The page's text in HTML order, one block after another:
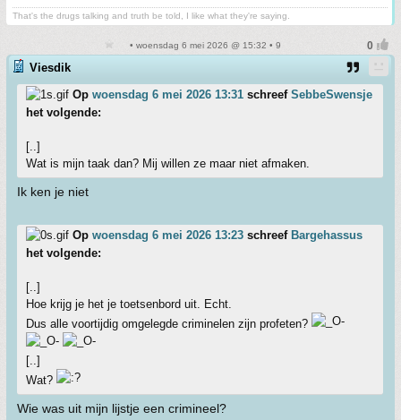
That's the drugs talking and truth be told, I like what they're saying.
• woensdag 6 mei 2026 @ 15:32 • 9
Viesdik
Op woensdag 6 mei 2026 13:31 schreef SebbeSwensje
het volgende:
[..]
Wat is mijn taak dan? Mij willen ze maar niet afmaken.
Ik ken je niet
Op woensdag 6 mei 2026 13:23 schreef Bargehassus
het volgende:
[..]
Hoe krijg je het je toetsenbord uit. Echt.
Dus alle voortijdig omgelegde criminelen zijn profeten?
[..]
Wat?
Wie was uit mijn lijstje een crimineel?